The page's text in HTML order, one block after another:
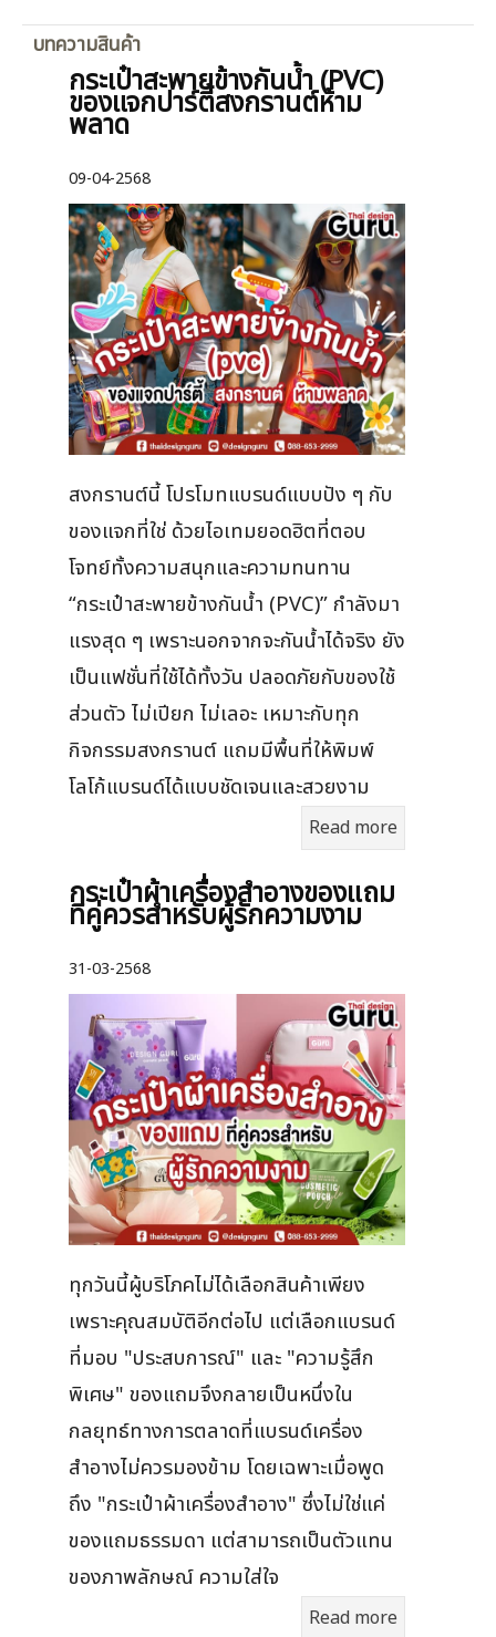
บทความสินค้า
กระเป๋าสะพายข้างกันน้ำ (PVC)
ของแจกปาร์ตี้สงกรานต์ห้าม
พลาด
09-04-2568
สงกรานต์นี้ โปรโมทแบรนด์แบบปัง ๆ กับ
ของแจกที่ใช่ ด้วยไอเทมยอดฮิตที่ตอบ
โจทย์ทั้งความสนุกและความทนทาน
“กระเป๋าสะพายข้างกันน้ำ (PVC)” กำลังมา
แรงสุด ๆ เพราะนอกจากจะกันน้ำได้จริง ยัง
เป็นแฟชั่นที่ใช้ได้ทั้งวัน ปลอดภัยกับของใช้
ส่วนตัว ไม่เปียก ไม่เลอะ เหมาะกับทุก
กิจกรรมสงกรานต์ แถมมีพื้นที่ให้พิมพ์
โลโก้แบรนด์ได้แบบชัดเจนและสวยงาม
Read more
กระเป๋าผ้าเครื่องสําอางของแถม
ที่คู่ควรสำหรับผู้รักความงาม
31-03-2568
ทุกวันนี้ผู้บริโภคไม่ได้เลือกสินค้าเพียง
เพราะคุณสมบัติอีกต่อไป แต่เลือกแบรนด์
ที่มอบ "ประสบการณ์" และ "ความรู้สึก
พิเศษ" ของแถมจึงกลายเป็นหนึ่งใน
กลยุทธ์ทางการตลาดที่แบรนด์เครื่อง
สำอางไม่ควรมองข้าม โดยเฉพาะเมื่อพูด
ถึง "กระเป๋าผ้าเครื่องสำอาง" ซึ่งไม่ใช่แค่
ของแถมธรรมดา แต่สามารถเป็นตัวแทน
ของภาพลักษณ์ ความใส่ใจ
Read more